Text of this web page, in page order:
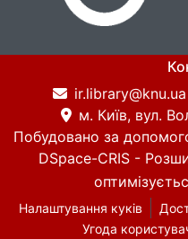
ir.library@knu.ua
м. Київ, вул.
Побудовано за
DSpace-CRIS -
Налаштування куків
Угода